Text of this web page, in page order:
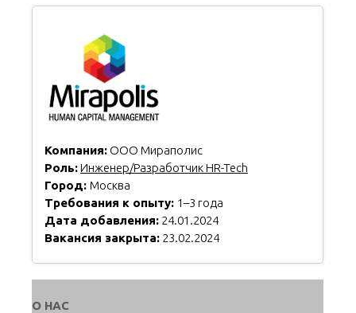
Компания: ООО Мираполис
Роль:Инженер/Разработчик HR-Tech
Город: Москва
Требования к опыту: 1–3 года
Дата добавления: 24.01.2024
Вакансия закрыта: 23.02.2024
О НАС